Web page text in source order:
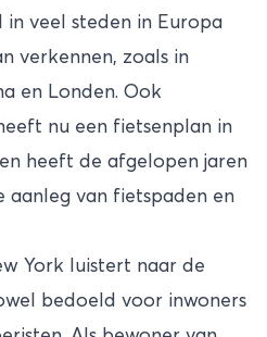
in veel steden in Europa
verkennen, zoals in
en Londen. Ook
nu een fietsenplan in
heeft de afgelopen jaren
aanleg van fietspaden en
York luistert naar de
bedoeld voor inwoners